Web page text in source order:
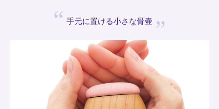
手元に置ける小さな骨壷